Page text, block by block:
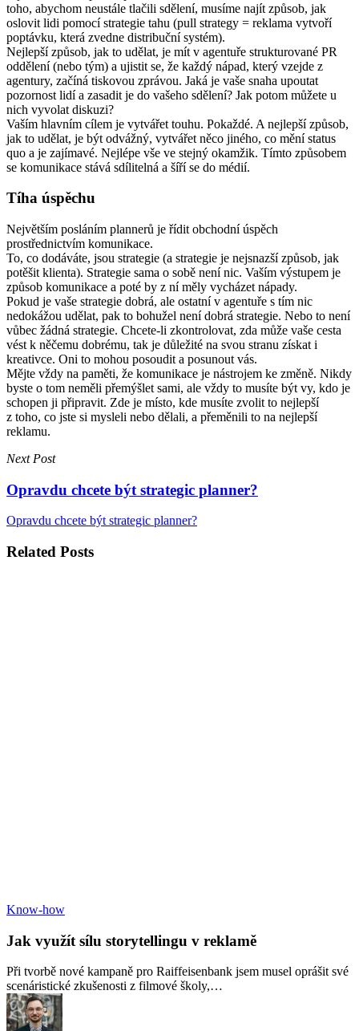
toho, abychom neustále tlačili sdělení, musíme najít způsob, jak
oslovit lidi pomocí strategie tahu (pull strategy = reklama vytvoří
poptávku, která zvedne distribuční systém).
Nejlepší způsob, jak to udělat, je mít v agentuře strukturované PR
oddělení (nebo tým) a ujistit se, že každý nápad, který vzejde z
agentury, začíná tiskovou zprávou. Jaká je vaše snaha upoutat
pozornost lidí a zasadit je do vašeho sdělení? Jak potom můžete u
nich vyvolat diskuzi?
Vaším hlavním cílem je vytvářet touhu. Pokaždé. A nejlepší způsob,
jak to udělat, je být odvážný, vytvářet něco jiného, co mění status
quo a je zajímavé. Nejlépe vše ve stejný okamžik. Tímto způsobem
se komunikace stává sdílitelná a šíří se do médií.
Tíha úspěchu
Největším posláním plannerů je řídit obchodní úspěch
prostřednictvím komunikace.
To, co dodáváte, jsou strategie (a strategie je nejsnazší způsob, jak
potěšit klienta). Strategie sama o sobě není nic. Vaším výstupem je
způsob komunikace a poté by z ní měly vycházet nápady.
Pokud je vaše strategie dobrá, ale ostatní v agentuře s tím nic
nedokážou udělat, pak to bohužel není dobrá strategie. Nebo to není
vůbec žádná strategie. Chcete-li zkontrolovat, zda může vaše cesta
vést k něčemu dobrému, tak je důležité na svou stranu získat i
kreativce. Oni to mohou posoudit a posunout vás.
Mějte vždy na paměti, že komunikace je nástrojem ke změně. Nikdy
byste o tom neměli přemýšlet sami, ale vždy to musíte být vy, kdo je
schopen ji připravit. Zde je místo, kde musíte zvolit to nejlepší
z toho, co jste si mysleli nebo dělali, a přeměnili to na nejlepší
reklamu.
Next Post
Opravdu chcete být strategic planner?
Opravdu chcete být strategic planner?
Related Posts
Know-howJak
sílu
v
reklamě
Jak využít sílu storytellingu v reklamě
Při tvorbě nové kampaně pro Raiffeisenbank jsem musel oprášit své
scenáristické zkušenosti z filmové školy,…